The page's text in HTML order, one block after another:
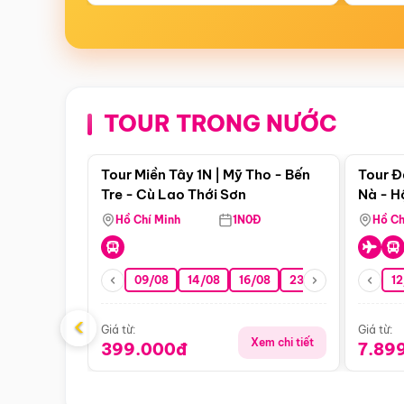
TOUR TRONG NƯỚC
Điểm nổi bật
Tour Miền Tây 1N | Mỹ Tho - Bến
Tre - Cù Lao Thới Sơn
Hồ Chí Minh 1N0Đ
09/08 14/08 16/08 23/08 30/08
Giá từ:
399.000đ Xem chi tiết
Tour
Nà -
Nha
Hồ
Giá từ:
‹